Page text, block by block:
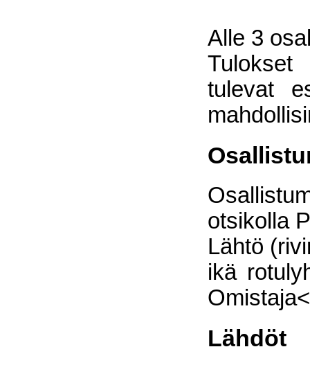
Alle 3
tulevat
otsikolla
Lähtö
ikä
Lähdöt